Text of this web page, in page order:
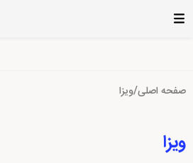
صفحه اصلی/ویزا
ویزا